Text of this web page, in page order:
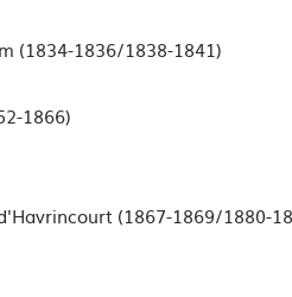
(1834-1836/1838-1841)
1866)
(1867-1869/1880-